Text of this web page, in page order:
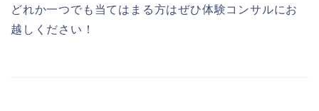
どれか一つでも当てはまる方はぜひ体験コンサルにお
越しください！